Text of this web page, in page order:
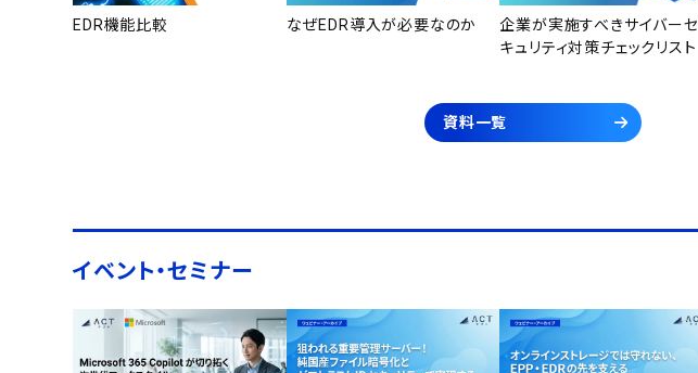
EDR機能比較 なぜEDR導入が必要なのか
企業が実施すべきサイバーセ
キュリティ対策チェックリスト
資料一覧
イベント・セミナー